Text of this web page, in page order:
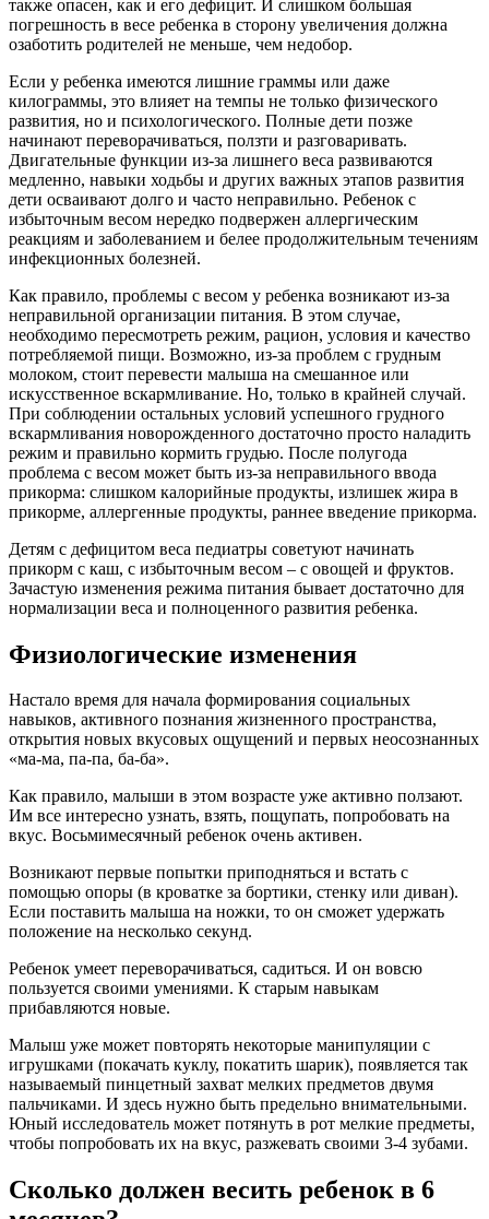
также опасен, как и его дефицит. И слишком большая
погрешность в весе ребенка в сторону увеличения должна
озаботить родителей не меньше, чем недобор.
Если у ребенка имеются лишние граммы или даже
килограммы, это влияет на темпы не только физического
развития, но и психологического. Полные дети позже
начинают переворачиваться, ползти и разговаривать.
Двигательные функции из-за лишнего веса развиваются
медленно, навыки ходьбы и других важных этапов развития
дети осваивают долго и часто неправильно. Ребенок с
избыточным весом нередко подвержен аллергическим
реакциям и заболеванием и белее продолжительным течениям
инфекционных болезней.
Как правило, проблемы с весом у ребенка возникают из-за
неправильной организации питания. В этом случае,
необходимо пересмотреть режим, рацион, условия и качество
потребляемой пищи. Возможно, из-за проблем с грудным
молоком, стоит перевести малыша на смешанное или
искусственное вскармливание. Но, только в крайней случай.
При соблюдении остальных условий успешного грудного
вскармливания новорожденного достаточно просто наладить
режим и правильно кормить грудью. После полугода
проблема с весом может быть из-за неправильного ввода
прикорма: слишком калорийные продукты, излишек жира в
прикорме, аллергенные продукты, раннее введение прикорма.
Детям с дефицитом веса педиатры советуют начинать
прикорм с каш, с избыточным весом – с овощей и фруктов.
Зачастую изменения режима питания бывает достаточно для
нормализации веса и полноценного развития ребенка.
Физиологические изменения
Настало время для начала формирования социальных
навыков, активного познания жизненного пространства,
открытия новых вкусовых ощущений и первых неосознанных
«ма-ма, па-па, ба-ба».
Как правило, малыши в этом возрасте уже активно ползают.
Им все интересно узнать, взять, пощупать, попробовать на
вкус. Восьмимесячный ребенок очень активен.
Возникают первые попытки приподняться и встать с
помощью опоры (в кроватке за бортики, стенку или диван).
Если поставить малыша на ножки, то он сможет удержать
положение на несколько секунд.
Ребенок умеет переворачиваться, садиться. И он вовсю
пользуется своими умениями. К старым навыкам
прибавляются новые.
Малыш уже может повторять некоторые манипуляции с
игрушками (покачать куклу, покатить шарик), появляется так
называемый пинцетный захват мелких предметов двумя
пальчиками. И здесь нужно быть предельно внимательными.
Юный исследователь может потянуть в рот мелкие предметы,
чтобы попробовать их на вкус, разжевать своими 3-4 зубами.
Сколько должен весить ребенок в 6